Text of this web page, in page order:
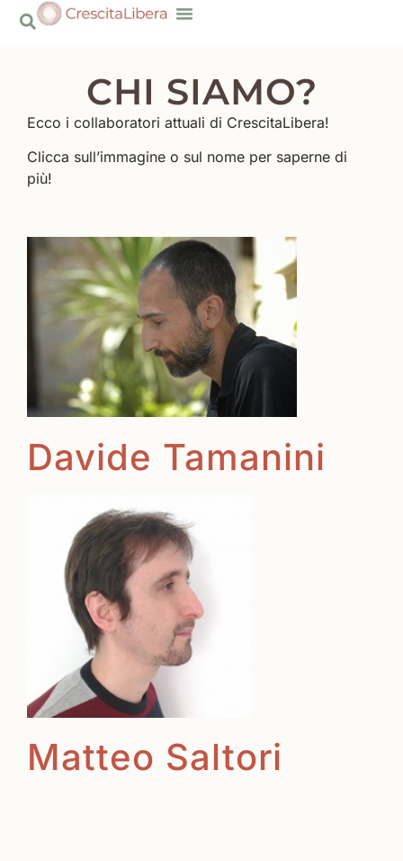
CHI SIAMO?
Ecco i collaboratori attuali di CrescitaLibera!
Clicca sull’immagine o sul nome per saperne di
più!
Davide Tamanini
Matteo Saltori